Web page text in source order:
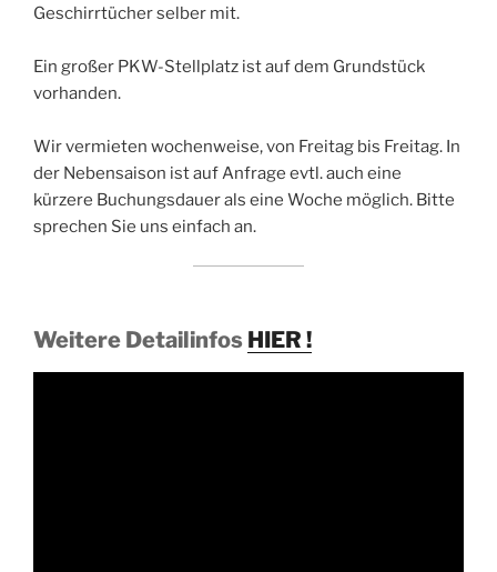
Geschirrtücher selber mit.
Ein großer PKW-Stellplatz ist auf dem Grundstück
vorhanden.
Wir vermieten wochenweise, von Freitag bis Freitag. In
der Nebensaison ist auf Anfrage evtl. auch eine
kürzere Buchungsdauer als eine Woche möglich. Bitte
sprechen Sie uns einfach an.
Weitere Detailinfos HIER !